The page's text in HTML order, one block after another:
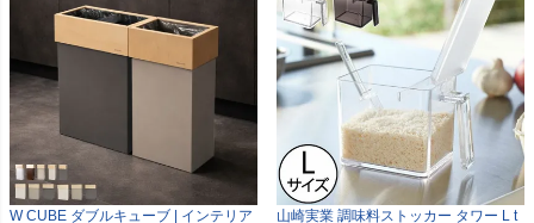
W CUBE ダブルキューブ | インテリア
山崎実業 調味料ストッカー タワー L t